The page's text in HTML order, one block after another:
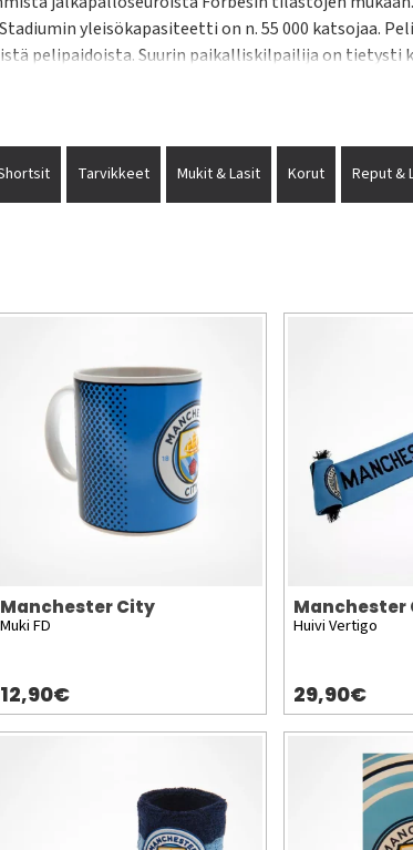
yleisökapasiteetti on n. 55 000 katsojaa.
pelipaidoista. Suurin paikalliskilpailija on tietysti
Cancelo sekä Erling Håland.
Tarvikkeet Mukit & Lasit Korut Reput &
Manchester City
Muki FD
12,90€
Manchester
Huivi Vertigo
29,90€